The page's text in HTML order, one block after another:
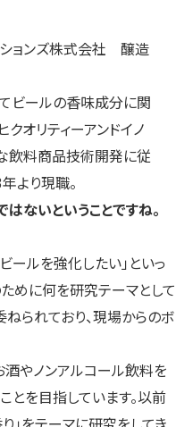
ションズ株式会社 醸造
ビールの香味成分に関
オリティーアンドイノ
飲料商品技術開発に従
より現職。
ないということですね。
ールを強化したい」といっ
めに何を研究テーマとして
られており、現場からのボ
やノンアルコール飲料を
とを目指しています。以前